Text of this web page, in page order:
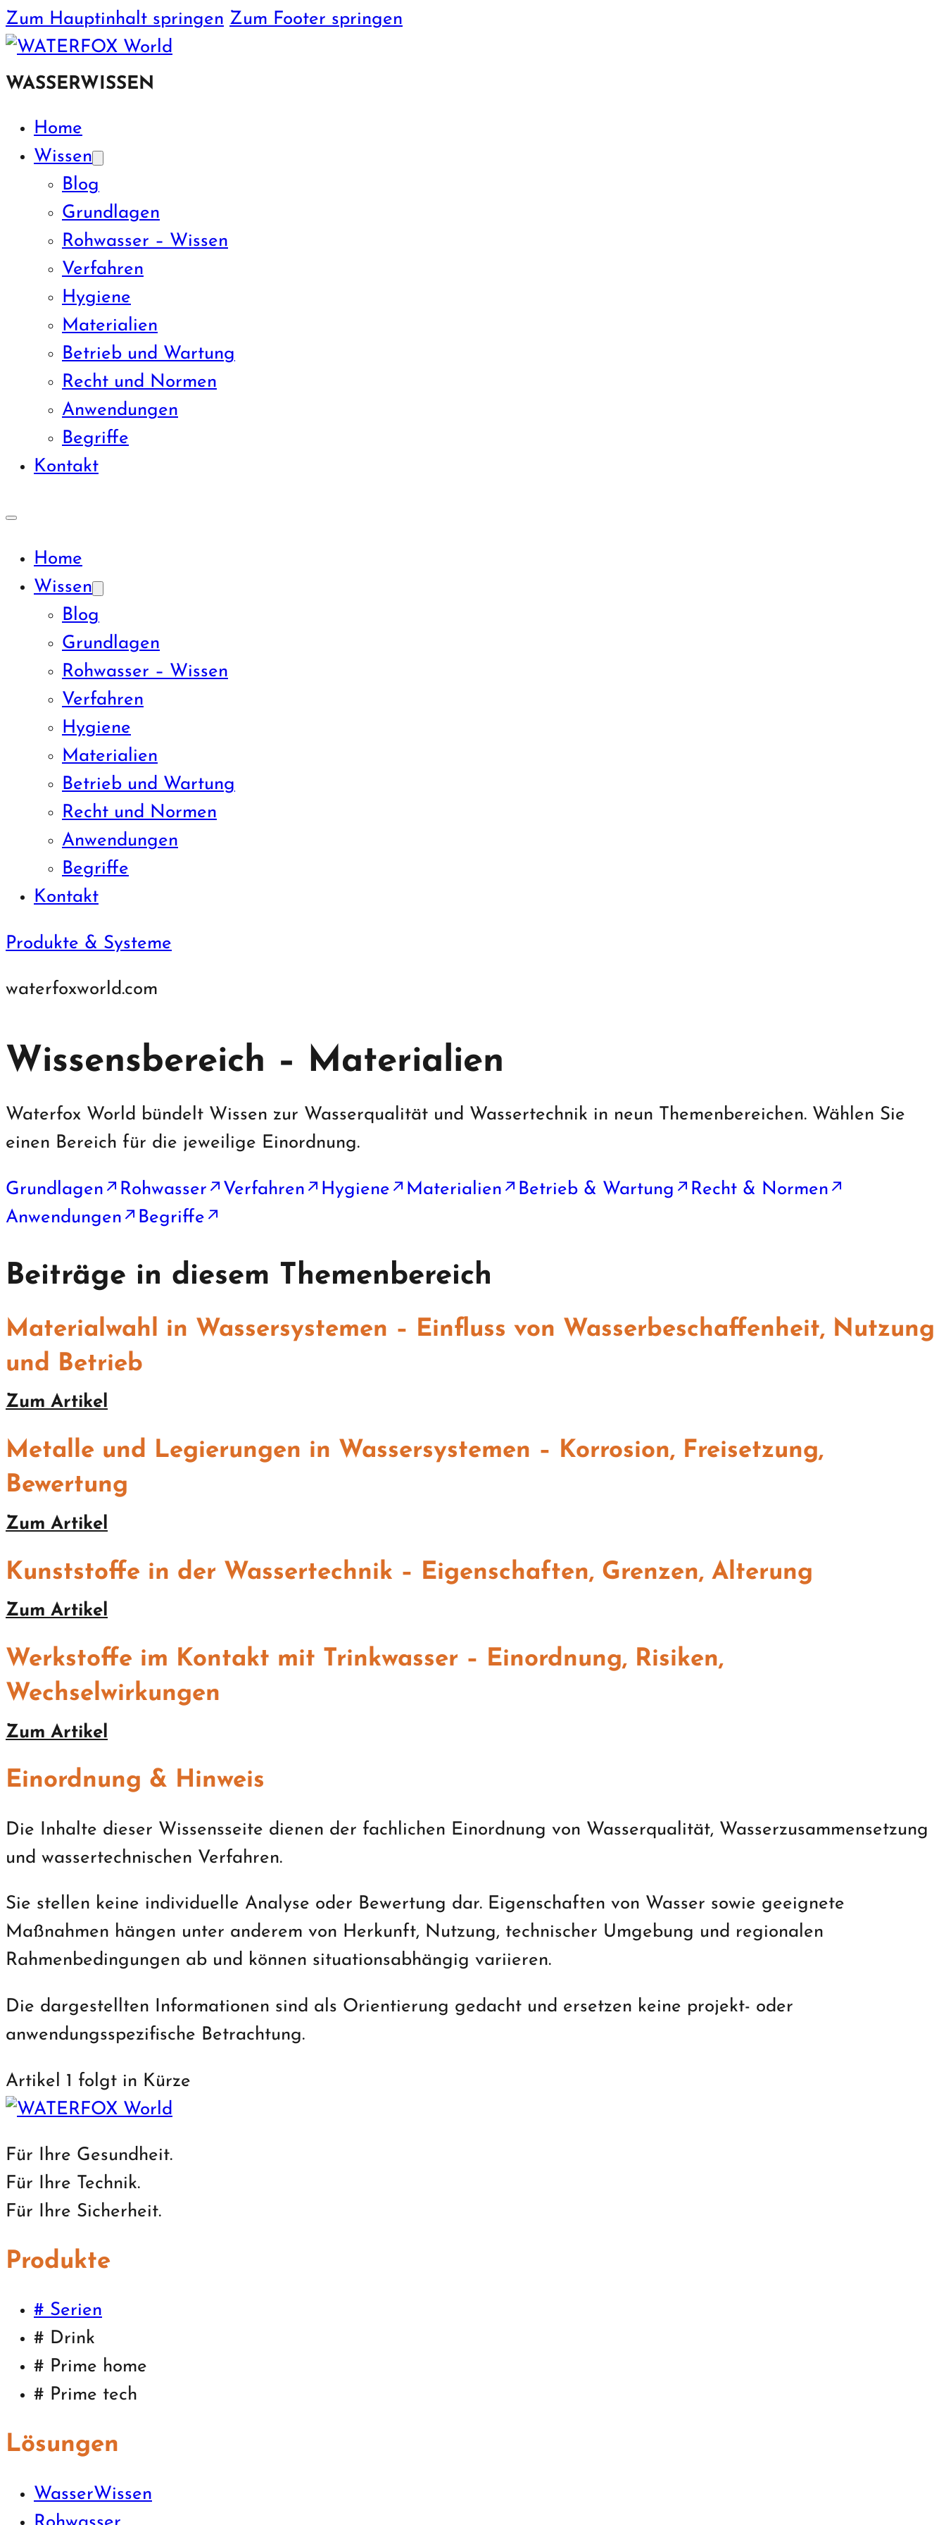
Zum Hauptinhalt springen Zum Footer springen
WASSERWISSEN
Home
Wissen
Blog
Grundlagen
Rohwasser – Wissen
Verfahren
Hygiene
Materialien
Betrieb und Wartung
Recht und Normen
Anwendungen
Begriffe
Kontakt
Home
Wissen
Blog
Grundlagen
Rohwasser – Wissen
Verfahren
Hygiene
Materialien
Betrieb und Wartung
Recht und Normen
Anwendungen
Begriffe
Kontakt
Produkte & Systeme
waterfoxworld.com
Wissensbereich – Materialien
Waterfox World bündelt Wissen zur Wasserqualität und Wassertechnik in neun Themenbereichen. Wählen Sie
einen Bereich für die jeweilige Einordnung.
Grundlagen ↗ Rohwasser ↗ Verfahren ↗ Hygiene ↗ Materialien ↗ Betrieb & Wartung ↗ Recht & Normen ↗
Anwendungen ↗ Begriffe ↗
Beiträge in diesem Themenbereich
Materialwahl in Wassersystemen – Einfluss von Wasserbeschaffenheit, Nutzung
und Betrieb
Zum Artikel
Metalle und Legierungen in Wassersystemen – Korrosion, Freisetzung,
Bewertung
Zum Artikel
Kunststoffe in der Wassertechnik – Eigenschaften, Grenzen, Alterung
Zum Artikel
Werkstoffe im Kontakt mit Trinkwasser – Einordnung, Risiken,
Wechselwirkungen
Zum Artikel
Einordnung & Hinweis
Die Inhalte dieser Wissensseite dienen der fachlichen Einordnung von Wasserqualität, Wasserzusammensetzung
und wassertechnischen Verfahren.
Sie stellen keine individuelle Analyse oder Bewertung dar. Eigenschaften von Wasser sowie geeignete
Maßnahmen hängen unter anderem von Herkunft, Nutzung, technischer Umgebung und regionalen
Rahmenbedingungen ab und können situationsabhängig variieren.
Die dargestellten Informationen sind als Orientierung gedacht und ersetzen keine projekt- oder
anwendungsspezifische Betrachtung.
Artikel 1 folgt in Kürze
Für Ihre Gesundheit.
Für Ihre Technik.
Für Ihre Sicherheit.
Produkte
# Serien
# Drink
# Prime home
# Prime tech
Lösungen
WasserWissen